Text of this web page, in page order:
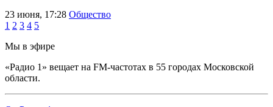
23 июня, 17:28 Общество
1 2 3 4 5
Мы в эфире
«Радио 1» вещает на FM-частотах в 55 городах Московской
области.